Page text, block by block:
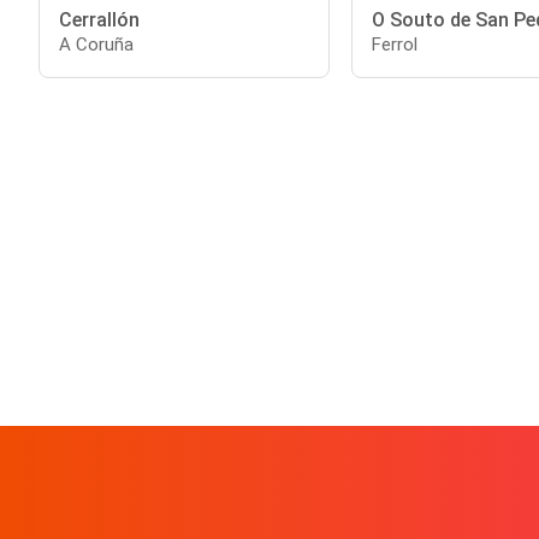
Cerrallón
A Coruña
O Souto de San
Ferrol